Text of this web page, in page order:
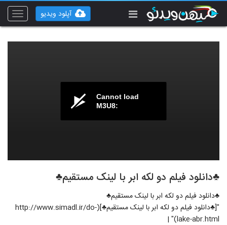
Toggle
آپلود ویدیو
Cannot load
M3U8:
♣دانلود فیلم دو لکه ابر با لینک مستقیم♣
♣دانلود فیلم دو لکه ابر با لینک مستقیم♣
"[♣دانلود فیلم دو لکه ابر با لینک مستقیم♣](http://www.simadl.ir/do-
lake-abr.html)" |